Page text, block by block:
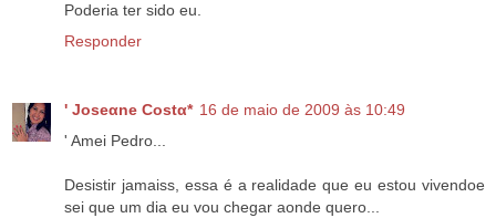
Poderia ter sido eu.
Responder
' Joseαne Costα* 16 de maio de 2009 às 10:49
' Amei Pedro...
Desistir jamaiss, essa é a realidade que eu estou vivendoe
sei que um dia eu vou chegar aonde quero...